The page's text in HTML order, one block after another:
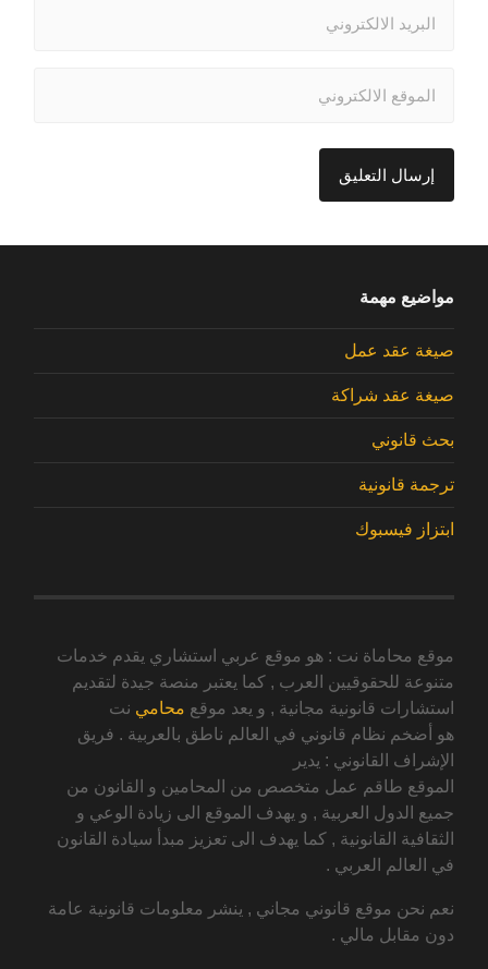
مواضيع مهمة
صيغة عقد عمل
صيغة عقد شراكة
بحث قانوني
ترجمة قانونية
ابتزاز فيسبوك
موقع محاماة نت : هو موقع عربي استشاري يقدم خدمات
متنوعة للحقوقيين العرب , كما يعتبر منصة جيدة لتقديم
استشارات قانونية مجانية , و يعد موقع محامي نت
هو أضخم نظام قانوني في العالم ناطق بالعربية . فريق
الإشراف القانوني : يدير
الموقع طاقم عمل متخصص من المحامين و القانون من
جميع الدول العربية , و يهدف الموقع الى زيادة الوعي و
الثقافية القانونية , كما يهدف الى تعزيز مبدأ سيادة القانون
في العالم العربي .
نعم نحن موقع قانوني مجاني , ينشر معلومات قانونية عامة
دون مقابل مالي .